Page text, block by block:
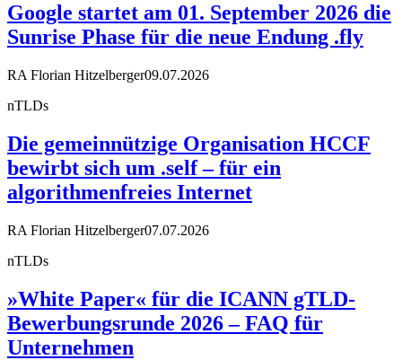
Google startet am 01. September 2026 die
Sunrise Phase für die neue Endung .fly
RA Florian Hitzelberger09.07.2026
nTLDs
Die gemeinnützige Organisation HCCF
bewirbt sich um .self – für ein
algorithmenfreies Internet
RA Florian Hitzelberger07.07.2026
nTLDs
»White Paper« für die ICANN gTLD-
Bewerbungsrunde 2026 – FAQ für
Unternehmen